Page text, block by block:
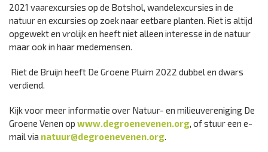
2021 vaarexcursies op de Botshol, wandelexcursies in de
natuur en excursies op zoek naar eetbare planten. Riet is altijd
opgewekt en vrolijk en heeft niet alleen interesse in de natuur
maar ook in haar medemensen.
Riet de Bruijn heeft De Groene Pluim 2022 dubbel en dwars
verdiend.
Kijk voor meer informatie over Natuur- en milieuvereniging De
Groene Venen op www.degroenevenen.org, of stuur een e-
mail via natuur@degroenevenen.org.